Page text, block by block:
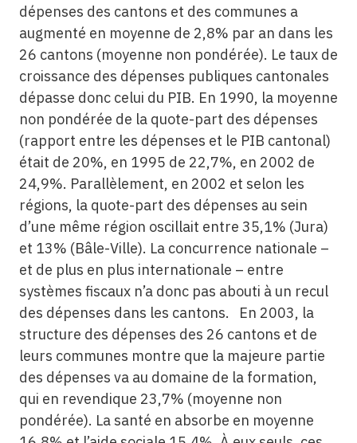
dépenses des cantons et des communes a
augmenté en moyenne de 2,8% par an dans les
26 cantons (moyenne non pondérée). Le taux de
croissance des dépenses publiques cantonales
dépasse donc celui du PIB. En 1990, la moyenne
non pondérée de la quote-part des dépenses
(rapport entre les dépenses et le PIB cantonal)
était de 20%, en 1995 de 22,7%, en 2002 de
24,9%. Parallèlement, en 2002 et selon les
régions, la quote-part des dépenses au sein
d’une même région oscillait entre 35,1% (Jura)
et 13% (Bâle-Ville). La concurrence nationale –
et de plus en plus internationale – entre
systèmes fiscaux n’a donc pas abouti à un recul
des dépenses dans les cantons. En 2003, la
structure des dépenses des 26 cantons et de
leurs communes montre que la majeure partie
des dépenses va au domaine de la formation,
qui en revendique 23,7% (moyenne non
pondérée). La santé en absorbe en moyenne